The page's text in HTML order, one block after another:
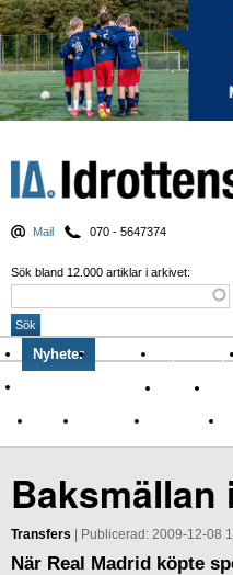
Mail 070 - 5647374
Sök bland 12.000 artiklar i arkivet:
Nyheter Krönikor Sport & spel
Om Idrottens Affärer
Affärer I
Namn Sponsring TV-nyheter
Baksmällan
Transfers | Publicerad: 2009-12-08
När Real Madrid köpte